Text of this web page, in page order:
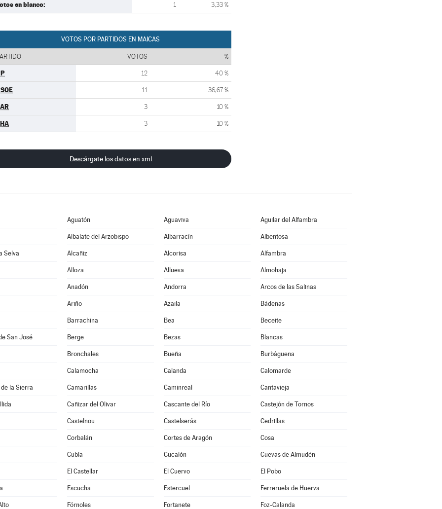
en blanco: 1 3,33 %
VOTOS POR PARTIDOS EN MAICAS
VOTOS %
12 40 %
11 36,67 %
3 10 %
3 10 %
Descárgate los datos en xml
Aguatón Aguaviva Aguilar del Alfambra
Albalate del Arzobispo Albarracín Albentosa
Selva Alcañiz Alcorisa Alfambra
Alloza Allueva Almohaja
Anadón Andorra Arcos de las Salinas
Ariño Azaila Bádenas
Barrachina Bea Beceite
San José Berge Bezas Blancas
Bronchales Bueña Burbáguena
Calamocha Calanda Calomarde
la Sierra Camarillas Caminreal Cantavieja
Cañizar del Olivar Cascante del Río Castejón de Tornos
Castelnou Castelserás Cedrillas
Corbalán Cortes de Aragón Cosa
Cubla Cucalón Cuevas de Almudén
El Castellar El Cuervo El Pobo
Escucha Estercuel Ferreruela de Huerva
Fórnoles Fortanete Foz-Calanda